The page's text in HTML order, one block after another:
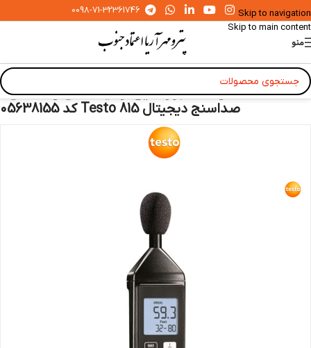
Skip to navigation
Skip to main content
0098-71-32361746
منو
خانه»محصولات»ابزار دقیق آزمایشگاهی و صنعتی»
صداسنج دیجیتال Testo 815 کد 05638155